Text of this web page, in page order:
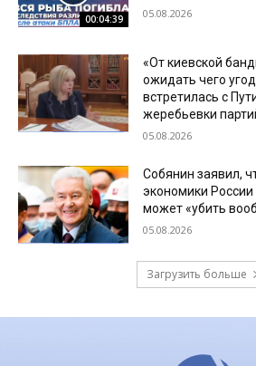
00:04:39 05.08.2026
«От киевской
ожидать чего
встретилась с
жеребьевки
05.08.2026
Собянин заявил,
экономики
может «убить
05.08.2026
Загрузить больше